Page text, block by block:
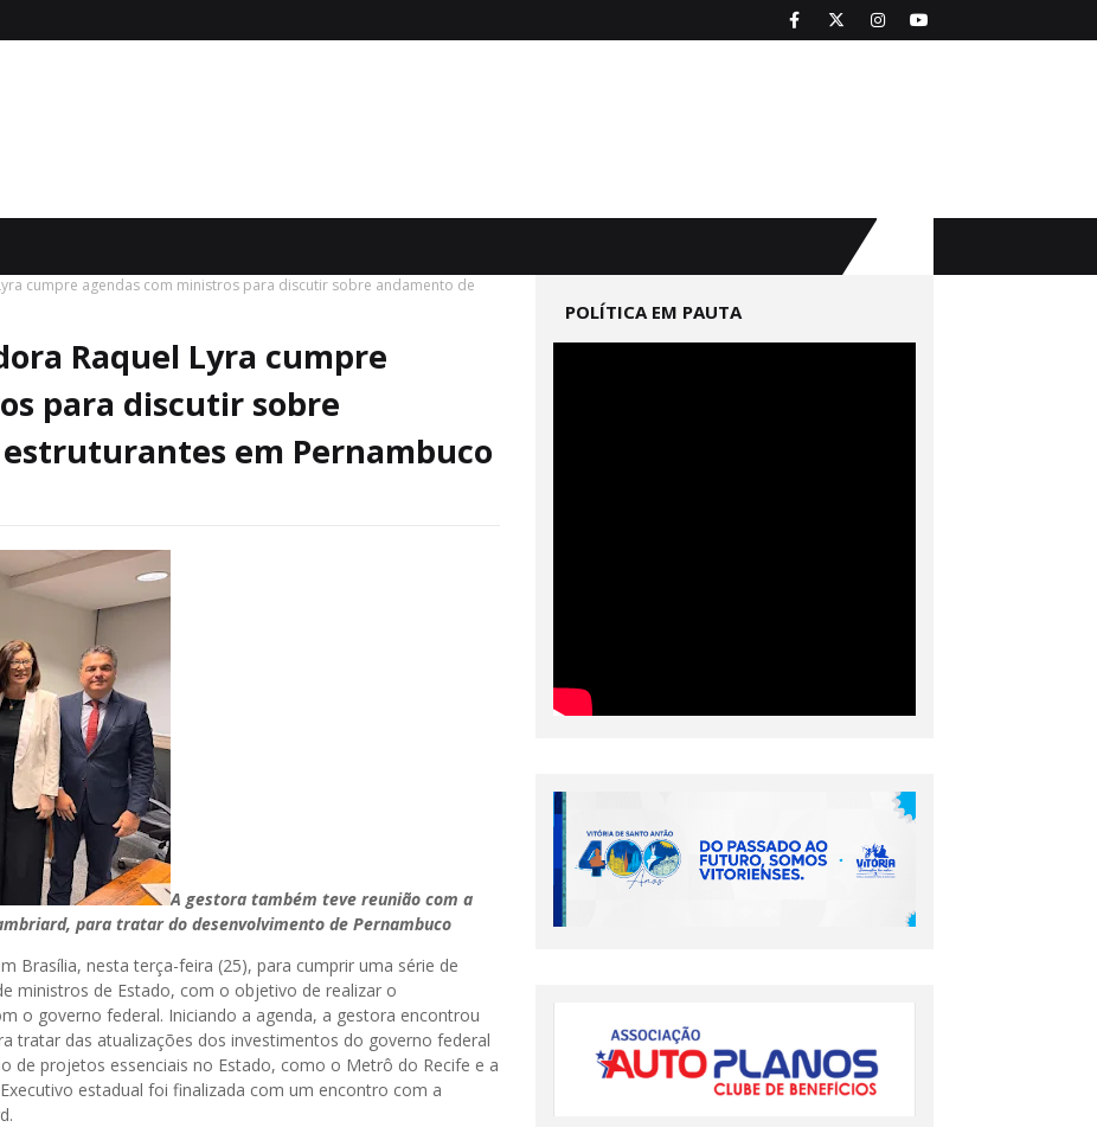
cumpre agendas com ministros para discutir sobre andamento de
Raquel Lyra cumpre
para discutir sobre
em Pernambuco
A gestora também teve reunião com a
para tratar do desenvolvimento de Pernambuco
Brasília, nesta terça-feira (25), para cumprir uma série de
ministros de Estado, com o objetivo de realizar o
o governo federal. Iniciando a agenda, a gestora encontrou
tratar das atualizações dos investimentos do governo federal
de projetos essenciais no Estado, como o Metrô do Recife e a
estadual foi finalizada com um encontro com a
POLÍTICA EM PAUTA